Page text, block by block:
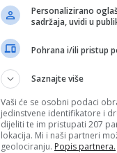
Personalizirano
sadržaja, uvidi u
Pohrana i/ili pristup
Saznajte više
Vaši će se osobni podaci
jedinstvene identifikatore i
dijeliti te im pristupati 207
lokacija. Mi i naši partneri
geolociranju. Popis partnera.